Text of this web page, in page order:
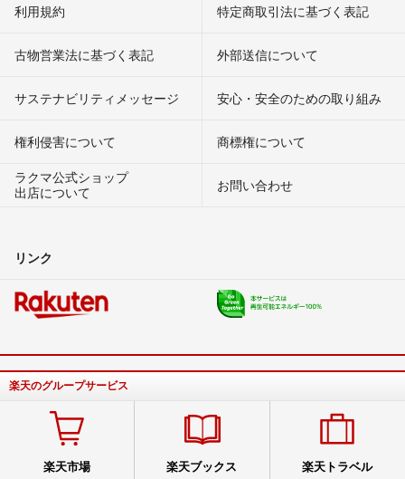
利用規約 特定商取引法に基づく表記
古物営業法に基づく表記 外部送信について
サステナビリティメッセージ 安心・安全のための取り組み
権利侵害について
商標権について
ラクマ公式ショップ
出店について
お問い合わせ
リンク
楽天のグループサービス
楽天市場 楽天ブックス 楽天トラベル